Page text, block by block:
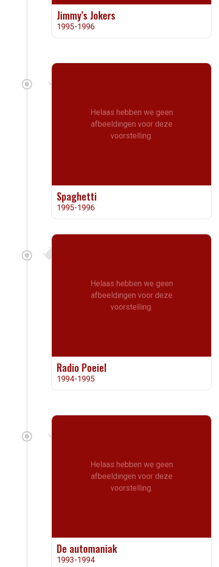
Jimmy’s Jokers
1995-1996
Helaas hebben we geen
afbeeldingen voor deze
voorstelling.
Spaghetti
1995-1996
Helaas hebben we geen
afbeeldingen voor deze
voorstelling.
Radio Poeiel
1994-1995
Helaas hebben we geen
afbeeldingen voor deze
voorstelling.
De automaniak
1993-1994